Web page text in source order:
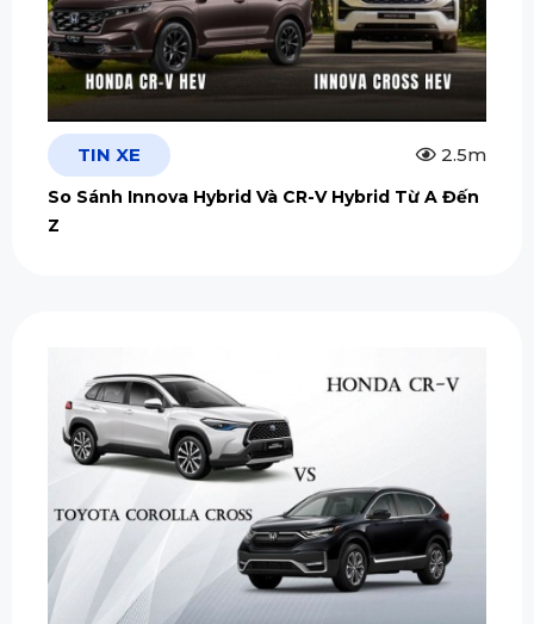
TIN XE 2.5m
So Sánh Innova Hybrid Và CR-V Hybrid Từ A Đến
Z